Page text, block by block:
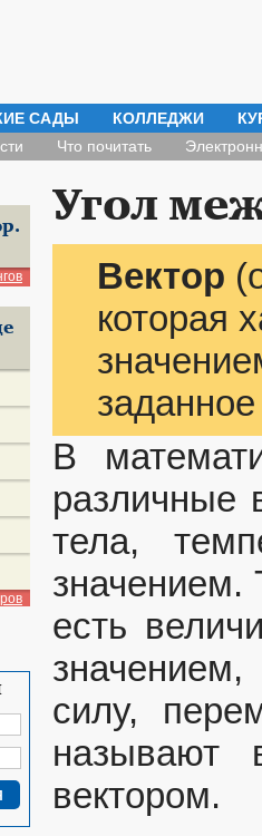
САДЫ КОЛЛЕДЖИ
Что почитать
Угол
Вектор
которая
В
различные
тела,
значением.
есть
силу,
называют
вектором.